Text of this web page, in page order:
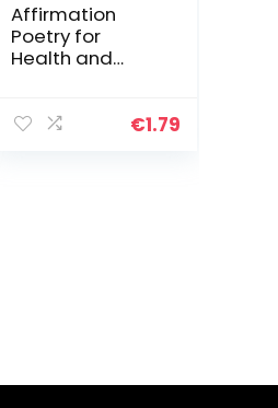
Affirmation
Poetry for
Health and
Written Weekly
€1.79